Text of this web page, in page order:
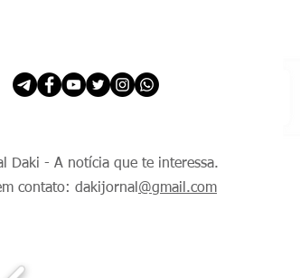
Daki - A notícia que te interessa.
contato: dakijornal @gmail.com